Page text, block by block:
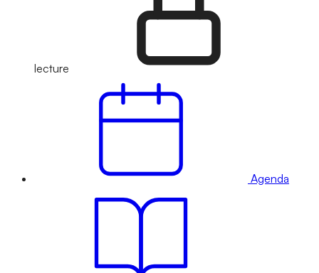
lecture
Agenda